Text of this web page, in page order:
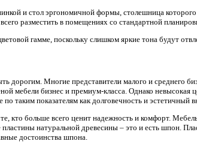
и стол эргономичной формы, столешница
разместить в помещениях со стандартной
гамме, поскольку слишком яркие тона будут
дорогим. Многие представители малого и среднего
мебели бизнес и премиум-класса. Однако невысокая
таким показателям как долговечность и эстетичный
кто больше всего ценит надежность и комфорт.
натуральной древесины – это и есть шпон.
достоинства шпона.